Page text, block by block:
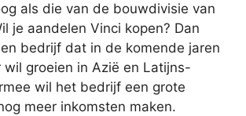
als die van de bouwdivisie van
je aandelen Vinci kopen? Dan
bedrijf dat in de komende jaren
wil groeien in Azië en Latijns-
wil het bedrijf een grote
meer inkomsten maken.